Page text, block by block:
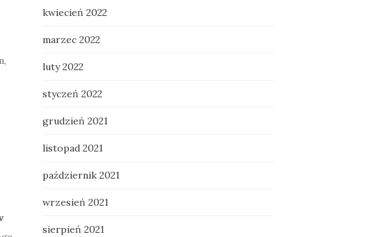
kwiecień 2022
marzec 2022
luty 2022
styczeń 2022
grudzień 2021
listopad 2021
październik 2021
wrzesień 2021
sierpień 2021